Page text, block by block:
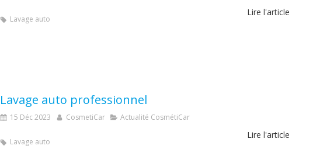
Lire l'article
Lavage auto
Lavage auto professionnel
15 Déc 2023 CosmetiCar Actualité CosmétiCar
Lire l'article
Lavage auto